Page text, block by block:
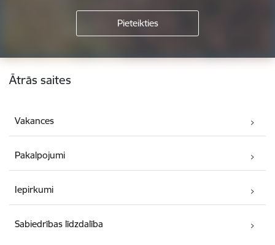
Kājene
Ātrās saites
Vakances
Pakalpojumi
Iepirkumi
Sabiedrības līdzdalība